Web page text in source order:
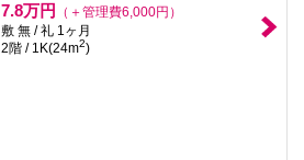
7.8万円
（＋管理費6,000円）
敷 無 / 礼 1ヶ月
2階 / 1K(24m2)